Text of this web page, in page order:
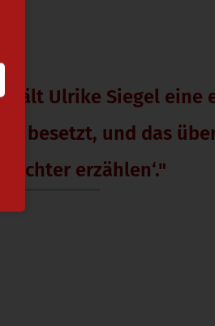
hält Ulrike Siegel eine
besetzt, und das
erzählen‘."